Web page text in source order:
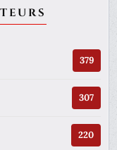
379
307
220